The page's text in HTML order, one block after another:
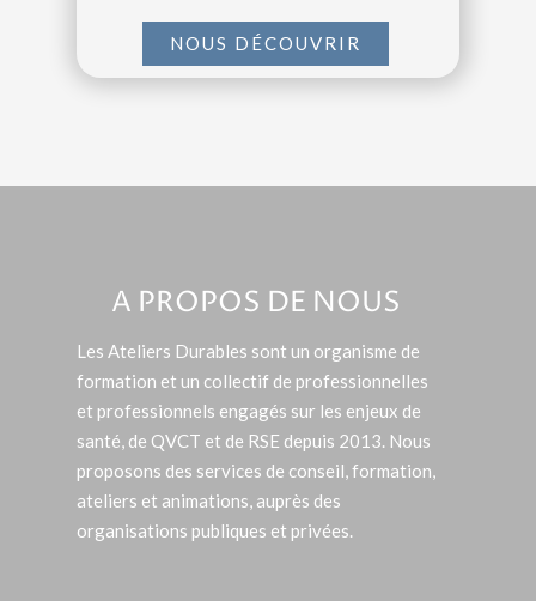
NOUS DÉCOUVRIR
A PROPOS DE NOUS
Les Ateliers Durables sont un organisme de
formation et un collectif de professionnelles
et professionnels engagés sur les enjeux de
santé, de QVCT et de RSE depuis 2013. Nous
proposons des services de conseil, formation,
ateliers et animations, auprès des
organisations publiques et privées.